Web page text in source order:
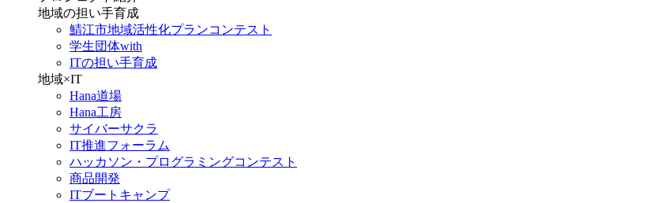
地域の担い手育成
鯖江市地域活性化プランコンテスト
学生団体with
ITの担い手育成
地域×IT
Hana道場
Hana工房
サイバーサクラ
IT推進フォーラム
ハッカソン・プログラミングコンテスト
商品開発
ITブートキャンプ